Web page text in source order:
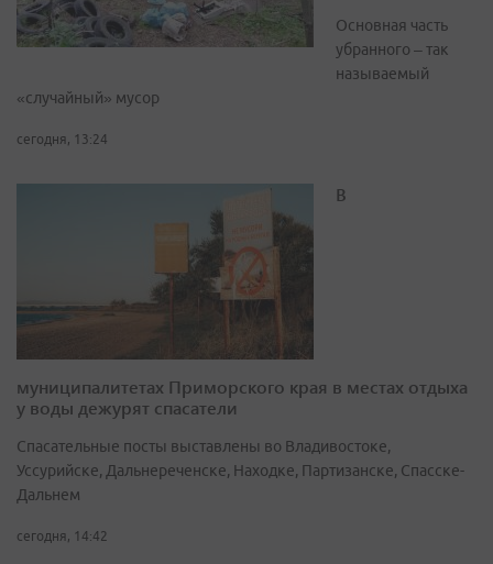
Основная часть
убранного – так
называемый
«случайный» мусор
сегодня, 13:24
В
муниципалитетах Приморского края в местах отдыха
у воды дежурят спасатели
Спасательные посты выставлены во Владивостоке,
Уссурийске, Дальнереченске, Находке, Партизанске, Спасске-
Дальнем
сегодня, 14:42